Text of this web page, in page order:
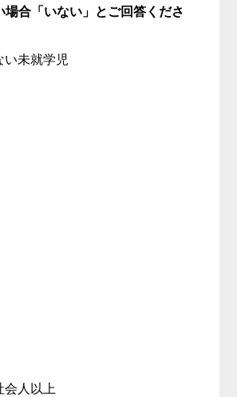
場合「いない」とご回答くださ
い未就学児
会人以上